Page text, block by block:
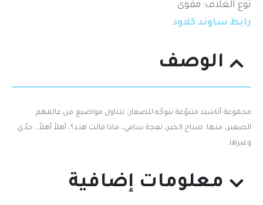
نوع الغلاف: مقوى
رابط ساوند كلاود
الوصف
مجموعة أناشيد متنوّعة تتوجّه للصغار،‮ ‬تتناول مواضيع من عالمهم
الصغير،‮ ‬منها‮: ‬صباح الخير،‮ ‬نعجة سامي،‮ ‬ماذا قالت هند؟،‮ ‬أهلاً‮ ‬أهلاً‮… جدّي.
‬وغيرها‮.‬.
معلومات إضافية